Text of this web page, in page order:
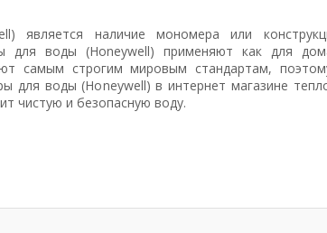
является наличие мономера или
для воды (Honeywell) применяют как для
самым строгим мировым стандартам,
воды (Honeywell) в интернет магазине
чистую и безопасную воду.